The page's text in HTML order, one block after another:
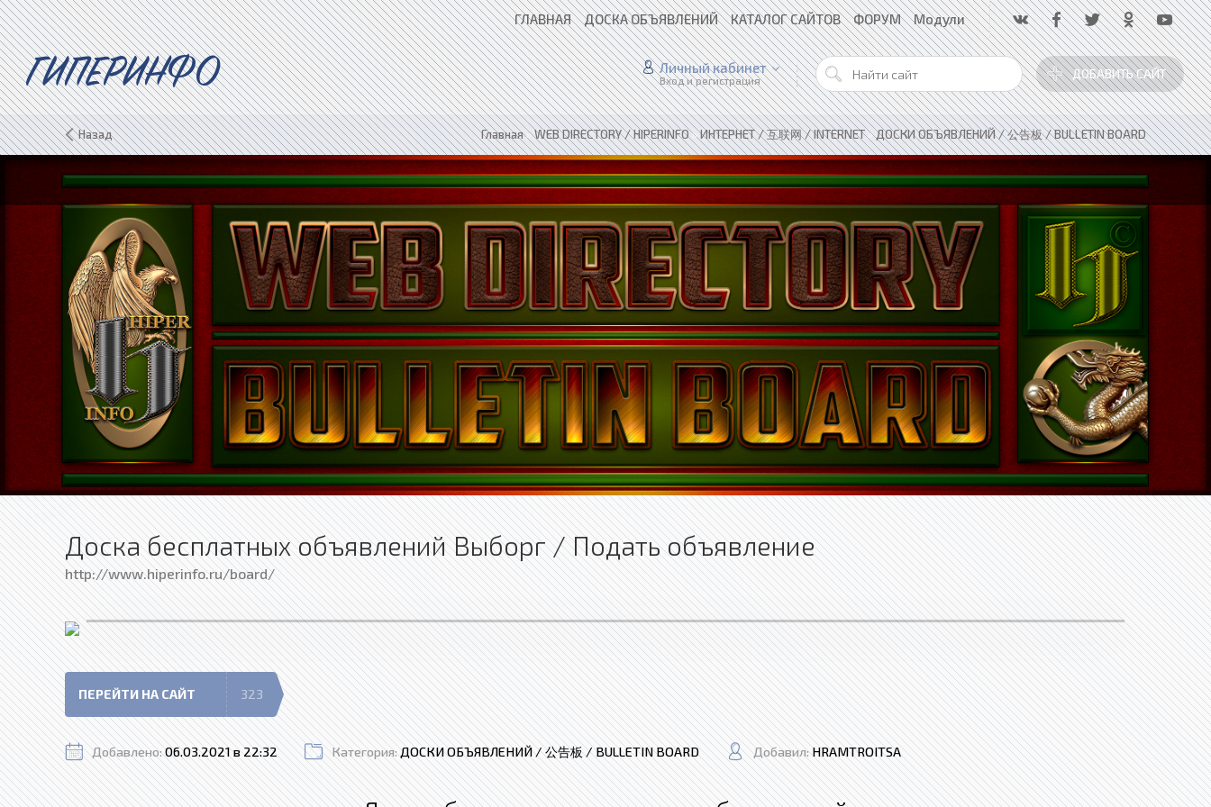
ГЛАВНАЯ ДОСКА ОБЪЯВЛЕНИЙ КАТАЛОГ САЙТОВ ФОРУМ Модули
ГИПЕРИНФО ДОБАВИТЬ САЙТ
Личный кабинет
Вход и регистрация
Назад Главная»WEB DIRECTORY / HIPERINFO»ИНТЕРНЕТ / 互联网 / INTERNET»ДОСКИ ОБЪЯВЛЕНИЙ / 公告板 / BULLETIN BOARD
Доска бесплатных объявлений Выборг / Подать объявление
http://www.hiperinfo.ru/board/
ПЕРЕЙТИ НА САЙТ 323
Добавлено:06.03.2021 в 22:32 Категория:ДОСКИ ОБЪЯВЛЕНИЙ / 公告板 / BULLETIN BOARD Добавил:HRAMTROITSA